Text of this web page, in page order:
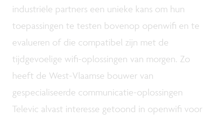
industriële partners een unieke kans om hun
toepassingen te testen bovenop openwifi en te
evalueren of die compatibel zijn met de
tijdgevoelige wifi-oplossingen van morgen. Zo
heeft de West-Vlaamse bouwer van
gespecialiseerde communicatie-oplossingen
Televic alvast interesse getoond in openwifi voor